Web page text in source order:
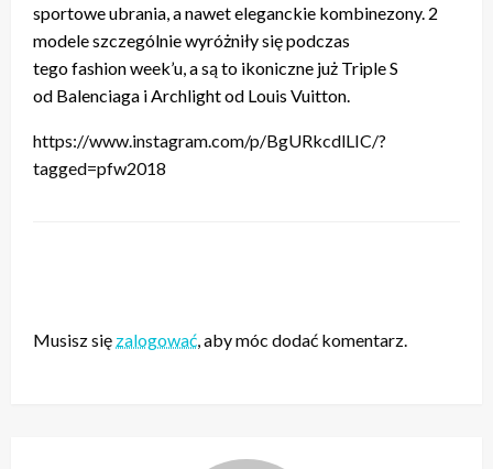
sportowe ubrania, a nawet eleganckie kombinezony. 2
modele szczególnie wyróżniły się podczas
tego fashion week’u, a są to ikoniczne już Triple S
od Balenciaga i Archlight od Louis Vuitton.
https://www.instagram.com/p/BgURkcdlLIC/?
tagged=pfw2018
Musisz się zalogować, aby móc dodać komentarz.